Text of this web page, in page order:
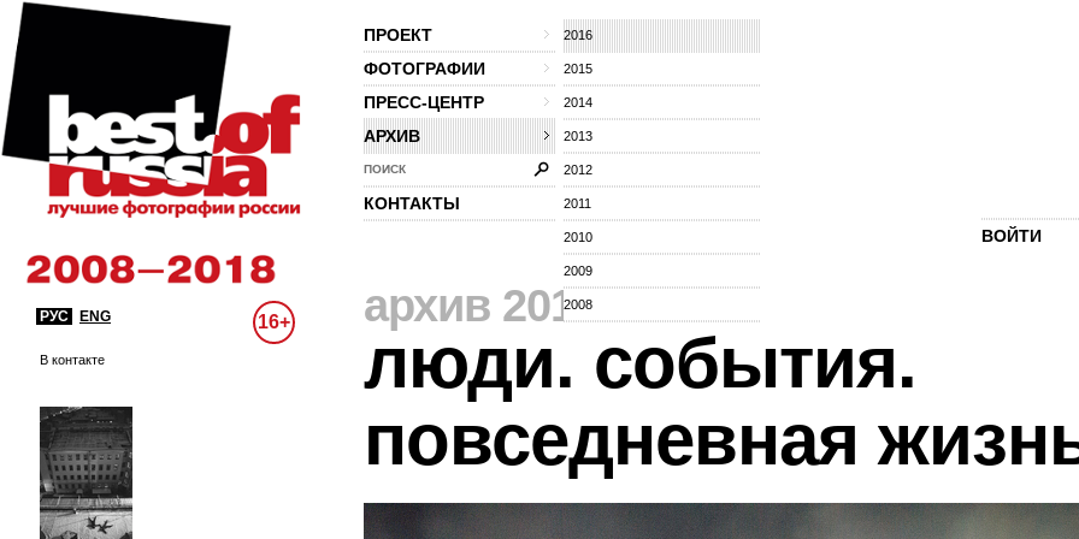
ПРОЕКТ
ФОТОГРАФИИ
ПРЕСС-ЦЕНТР
АРХИВ
2016
2015
2014
2013
2012
2011
2010
2009
2008
ПОИСК
КОНТАКТЫ
ВОЙТИ
РУС ENG 16+
В контакте
архив 2016⁄
люди. события.
повседневная